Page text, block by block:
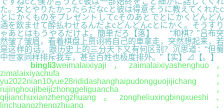
た。女とやりたかったらだなcと彼は得意そうに教えてくれたc
とにかくものをプレゼントしてcそのあとでとにかくどんどん
酒を飲ませて酔払わせるんだよcどんどんcとにかく。そうすり
ゃあとはもうやるだけよ。簡単だろ【落】 “和棋？”吕布突
然皱了皱眉，看着棋盘上贾诩将自己的車拿走，突然想起来，若
是这样的话，跟历史上的三分天下又有何区别？沉思道：“但蜀
中世家同样排斥我军，甚至百姓也极度排外。”【实】⊿【。】
bingli3weimalaixiyaji，zaimalaixiyashenghuo，
zimalaixiyachufa，
yu2022nian10yue28rididashanghaipudongguojijichang，
rujinghoujibeijizhonggeliguancha，
qijianchuxianzhengzhuang。zongheliuxingbingxueshi、
linchuangzhengzhuang、